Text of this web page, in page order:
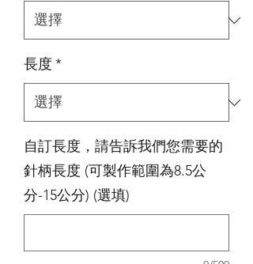
長度 *
自訂長度，請告訴我們您需要的
針柄長度 (可製作範圍為8.5公
分-15公分) (選填)